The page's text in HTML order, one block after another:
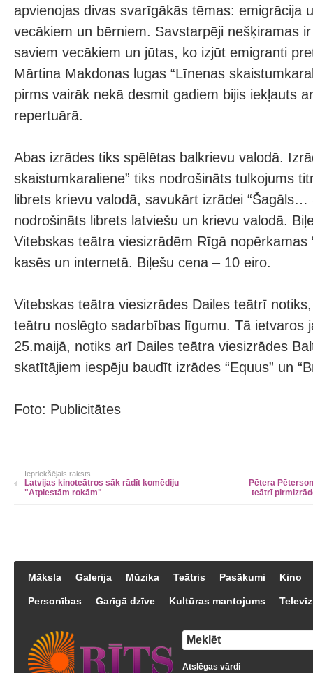
apvienojas divas svarīgākās tēmas: emigrācija
vecākiem un bērniem. Savstarpēji nešķiramas
saviem vecākiem un jūtas, ko izjūt emigranti
Mārtina Makdonas lugas “Līnenas
pirms vairāk nekā desmit gadiem bijis iekļauts
repertuārā.
Abas izrādes tiks spēlētas balkrievu valodā.
skaistumkaraliene” tiks nodrošināts tulkojums
librets krievu valodā, savukārt izrādei
nodrošināts librets latviešu un krievu valodā.
Vitebskas teātra viesizrādēm Rīgā nopērkamas
kasēs un internetā. Biļešu cena – 10 eiro.
Vitebskas teātra viesizrādes Dailes teātrī
teātru noslēgto sadarbības līgumu. Tā ietvaros
25.maijā, notiks arī Dailes teātra viesizrādes
skatītājiem iespēju baudīt izrādes “Equus” un
Foto: Publicitātes
Iepriekšējais raksts
Latvijas kinoteātros sāk rādīt komēdiju
"Atplestām rokām"
Pētera
teātrī
Māksla Galerija Mūzika Teātris Pasākumi Kino
Personības Garīgā dzīve Kultūras mantojums
Atslēgas vārdi